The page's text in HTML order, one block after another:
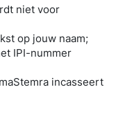
niet voor
op jouw naam;
IPI-nummer
incasseert